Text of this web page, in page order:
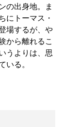
の出身地。ま
にトーマス・
場するが、や
から離れるこ
うよりは、思
いる。